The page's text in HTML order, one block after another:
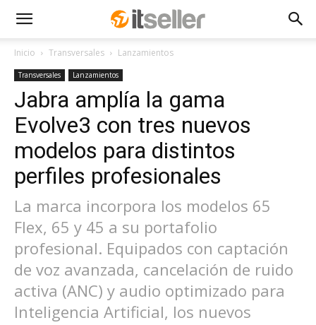
Inicio Transversales Lanzamientos
Transversales Lanzamientos
Jabra amplía la gama
Evolve3 con tres nuevos
modelos para distintos
perfiles profesionales
La marca incorpora los modelos 65
Flex, 65 y 45 a su portafolio
profesional. Equipados con captación
de voz avanzada, cancelación de ruido
activa (ANC) y audio optimizado para
Inteligencia Artificial, los nuevos